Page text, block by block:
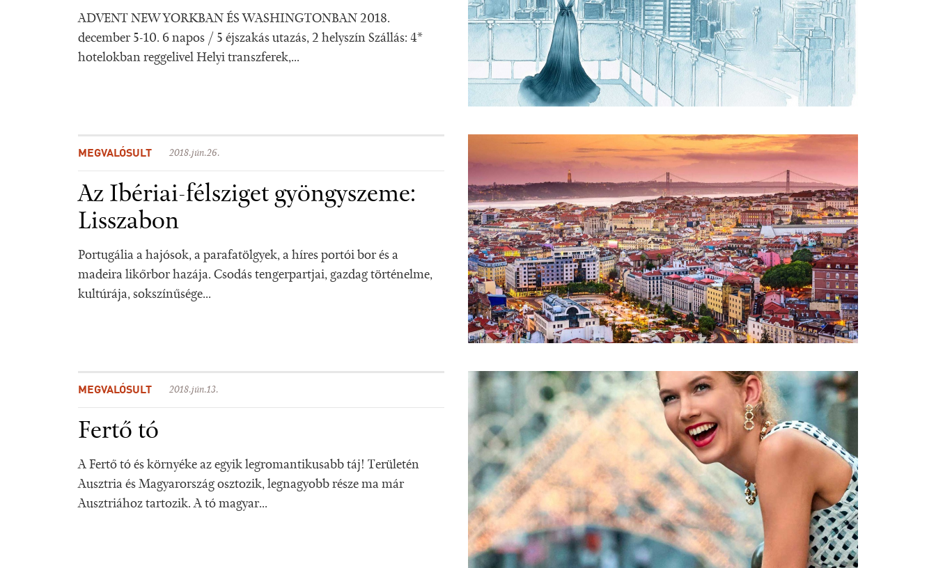
ADVENT NEW YORKBAN ÉS WASHINGTONBAN 2018.
december 5-10. 6 napos / 5 éjszakás utazás, 2 helyszín Szállás: 4*
hotelokban reggelivel Helyi transzferek,...
MEGVALÓSULT 2018.jún.26.
Az Ibériai-félsziget gyöngyszeme:
Lisszabon
Portugália a hajósok, a parafatölgyek, a híres portói bor és a
madeira likőrbor hazája. Csodás tengerpartjai, gazdag történelme,
kultúrája, sokszínűsége...
MEGVALÓSULT 2018.jún.13.
Fertő tó
A Fertő tó és környéke az egyik legromantikusabb táj! Területén
Ausztria és Magyarország osztozik, legnagyobb része ma már
Ausztriához tartozik. A tó magyar...